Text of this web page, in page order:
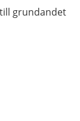
grundandet